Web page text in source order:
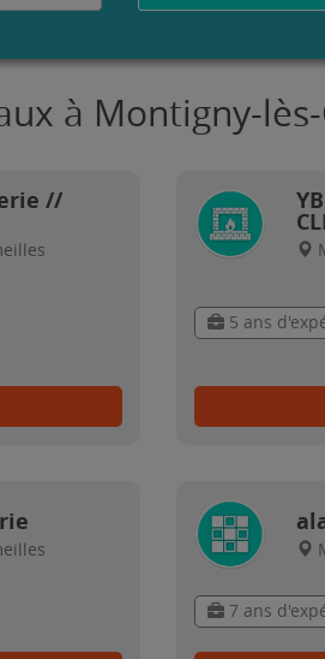
à Montigny-
//
5 ans
7 ans